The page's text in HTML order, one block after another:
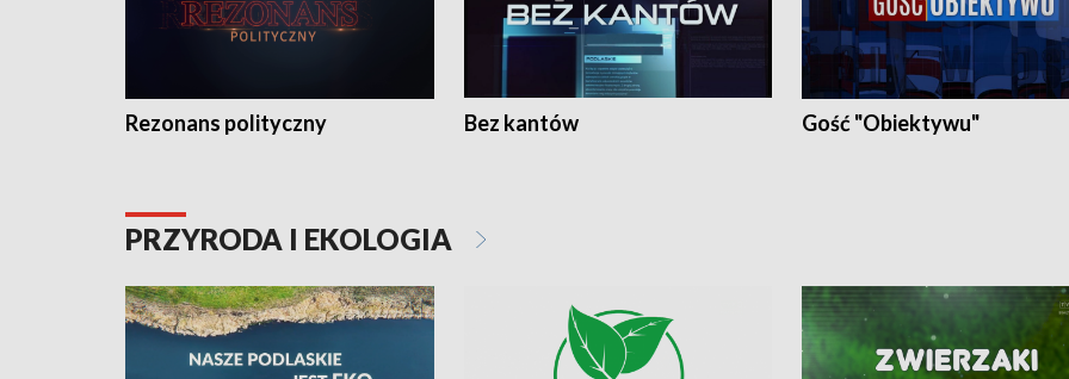
Rezonans polityczny Bez kantów Gość "Obiektywu"
PRZYRODA I EKOLOGIA